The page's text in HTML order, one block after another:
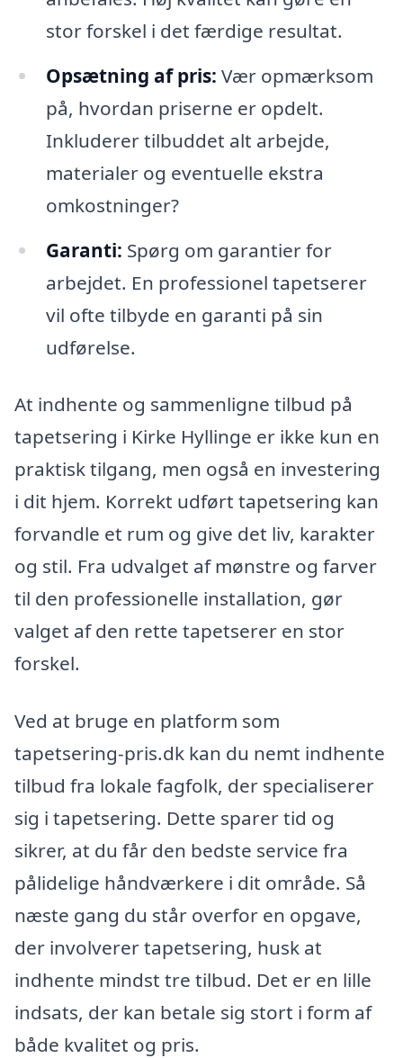
stor forskel i det færdige resultat.
Opsætning af pris: Vær opmærksom
på, hvordan priserne er opdelt.
Inkluderer tilbuddet alt arbejde,
materialer og eventuelle ekstra
omkostninger?
Garanti: Spørg om garantier for
arbejdet. En professionel tapetserer
vil ofte tilbyde en garanti på sin
udførelse.
At indhente og sammenligne tilbud på
tapetsering i Kirke Hyllinge er ikke kun en
praktisk tilgang, men også en investering
i dit hjem. Korrekt udført tapetsering kan
forvandle et rum og give det liv, karakter
og stil. Fra udvalget af mønstre og farver
til den professionelle installation, gør
valget af den rette tapetserer en stor
forskel.
Ved at bruge en platform som
tapetsering-pris.dk kan du nemt indhente
tilbud fra lokale fagfolk, der specialiserer
sig i tapetsering. Dette sparer tid og
sikrer, at du får den bedste service fra
pålidelige håndværkere i dit område. Så
næste gang du står overfor en opgave,
der involverer tapetsering, husk at
indhente mindst tre tilbud. Det er en lille
indsats, der kan betale sig stort i form af
både kvalitet og pris.